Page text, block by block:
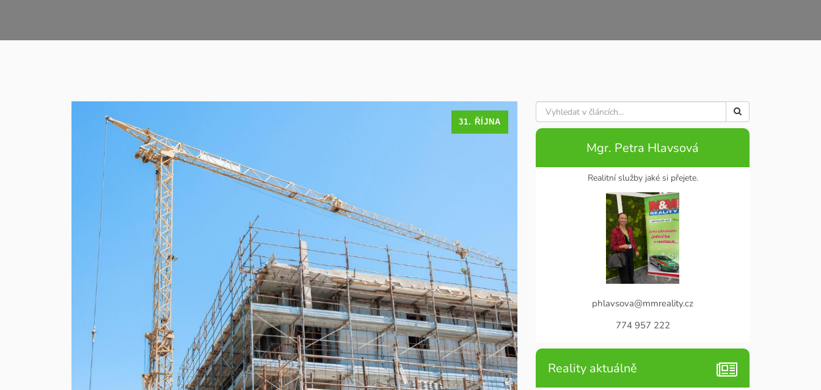
31. ŘÍJNA
Mgr. Petra Hlavsová
Realitní služby jaké si přejete.
phlavsova@mmreality.cz
774 957 222
Reality aktuálně